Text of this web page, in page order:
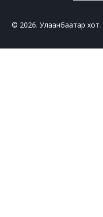
© 2026. Улаанбаатар хот.